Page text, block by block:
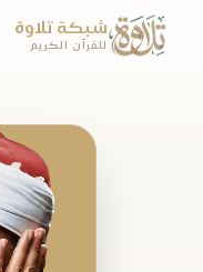
شبكة تلاوة
للقرآن الكريم